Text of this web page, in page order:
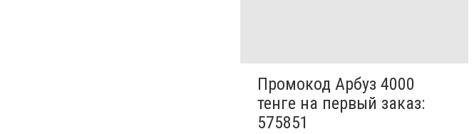
Промокод Арбуз 4000
тенге на первый заказ:
575851